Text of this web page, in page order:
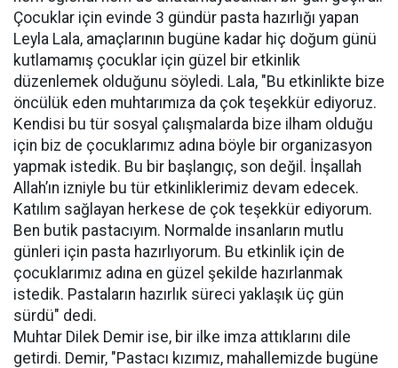
Çocuklar için evinde 3 gündür pasta hazırlığı yapan
Leyla Lala, amaçlarının bugüne kadar hiç doğum günü
kutlamamış çocuklar için güzel bir etkinlik
düzenlemek olduğunu söyledi. Lala, "Bu etkinlikte bize
öncülük eden muhtarımıza da çok teşekkür ediyoruz.
Kendisi bu tür sosyal çalışmalarda bize ilham olduğu
için biz de çocuklarımız adına böyle bir organizasyon
yapmak istedik. Bu bir başlangıç, son değil. İnşallah
Allah’ın izniyle bu tür etkinliklerimiz devam edecek.
Katılım sağlayan herkese de çok teşekkür ediyorum.
Ben butik pastacıyım. Normalde insanların mutlu
günleri için pasta hazırlıyorum. Bu etkinlik için de
çocuklarımız adına en güzel şekilde hazırlanmak
istedik. Pastaların hazırlık süreci yaklaşık üç gün
sürdü" dedi.
Muhtar Dilek Demir ise, bir ilke imza attıklarını dile
getirdi. Demir, "Pastacı kızımız, mahallemizde bugüne